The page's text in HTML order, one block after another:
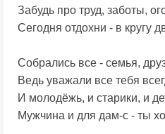
Забудь про труд, заботы,
Сегодня отдохни - в кругу
Собрались все - семья,
Ведь уважали все тебя
И молодёжь, и старики, и
Мужчина и для дам-с - ты